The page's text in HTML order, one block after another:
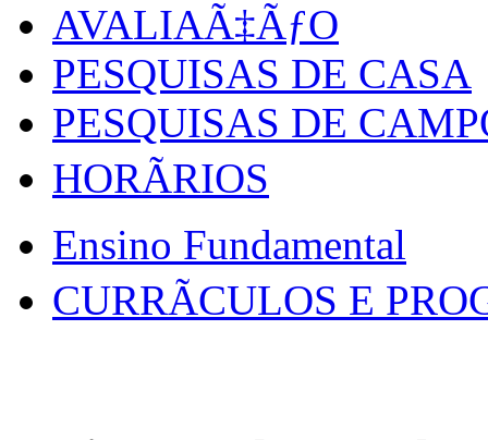
AVALIAÃ‡ÃƒO
PESQUISAS DE CASA
PESQUISAS DE
HORÃRIOS
Ensino Fundamental
CURRÃCULOS E